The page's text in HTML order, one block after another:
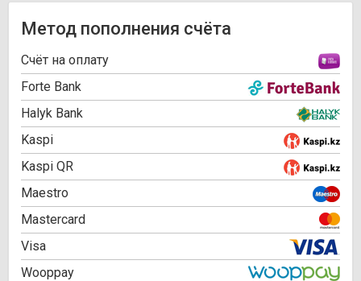
Метод пополнения счёта
Cчёт на оплату
Forte Bank
Halyk Bank
Kaspi
Kaspi QR
Maestro
Mastercard
Visa
Wooppay